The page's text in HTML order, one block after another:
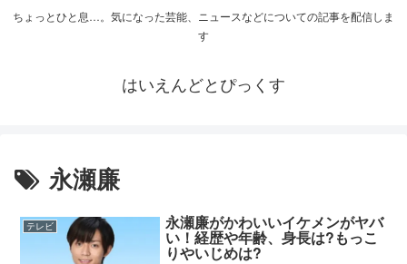
ちょっとひと息…。気になった芸能、ニュースなどについての記事を配信しま
す
はいえんどとぴっくす
永瀬廉
テレビ 永瀬廉がかわいいイケメンがヤバ
い！経歴や年齢、身長は?もっこ
りやいじめは?